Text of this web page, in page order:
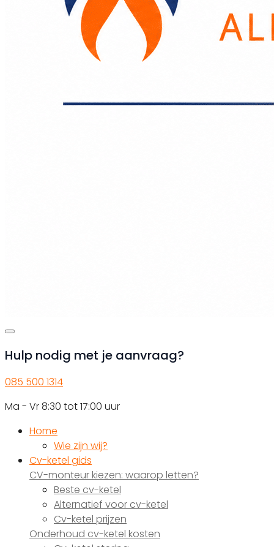
Hulp nodig met je aanvraag?
085 500 1314
Ma - Vr 8:30 tot 17:00 uur
Home
Wie zijn wij?
Cv-ketel gids
CV-monteur kiezen: waarop letten?
Beste cv-ketel
Alternatief voor cv-ketel
Cv-ketel prijzen
Onderhoud cv-ketel kosten